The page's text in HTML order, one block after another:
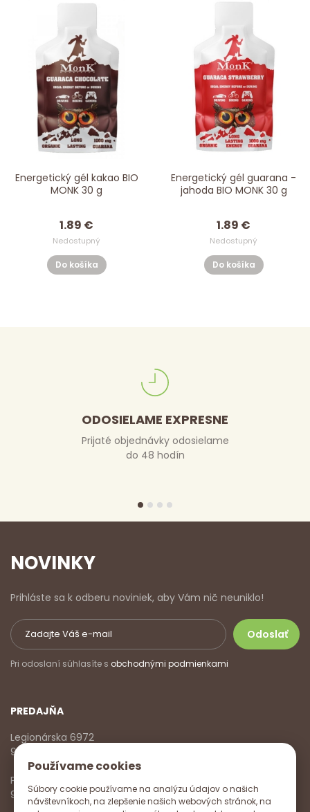
Používame cookies
Súbory cookie používame na analýzu údajov o našich
návštevníkoch, na zlepšenie našich webových stránok, na
Energetický gél kakao BIO
MONK 30 g
1.89 €
Nedostupný
Do košíka
Energetický gél guarana -
jahoda BIO MONK 30 g
1.89 €
Nedostupný
Do košíka
ODOSIELAME EXPRESNE
Prijaté objednávky odosielame
do 48 hodín
NOVINKY
Prihláste sa k odberu noviniek, aby Vám nič neuniklo!
Pri odoslaní súhlasíte s obchodnými podmienkami
PREDAJŇA
Legionárska 6972
911 01 Trenčín
Pondelok - Piatok
9:00 - 17:00